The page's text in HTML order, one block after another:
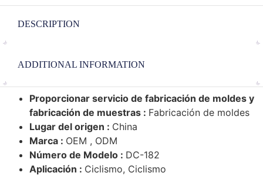
DESCRIPTION
ADDITIONAL INFORMATION
Proporcionar servicio de fabricación de moldes y
fabricación de muestras : Fabricación de moldes
Lugar del origen : China
Marca : OEM , ODM
Número de Modelo : DC-182
Aplicación : Ciclismo, Ciclismo